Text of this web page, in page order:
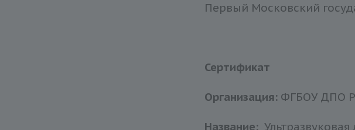
Первый Московский
Сертификат
Организация: ФГБОУ ДПО
Название: Ультразвуковая